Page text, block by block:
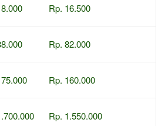
Rp. 16.500
Rp. 82.000
Rp. 160.000
Rp. 1.550.000